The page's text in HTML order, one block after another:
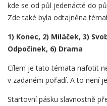
kde se od půl jedenácté do
Zde také byla odtajněna
1) Konec, 2) Miláček, 3)
Odpočinek, 6) Drama
Cílem je tato témata nafotit
v zadaném pořadí. A to není
Startovní pásku slavnostně